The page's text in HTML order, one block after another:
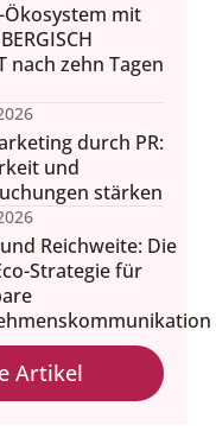
Ökosystem mit
nach zehn Tagen
durch PR:
und
stärken
und Reichweite: Die
Strategie für
Artikel